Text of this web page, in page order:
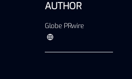
AUTHOR
Globe PRwire